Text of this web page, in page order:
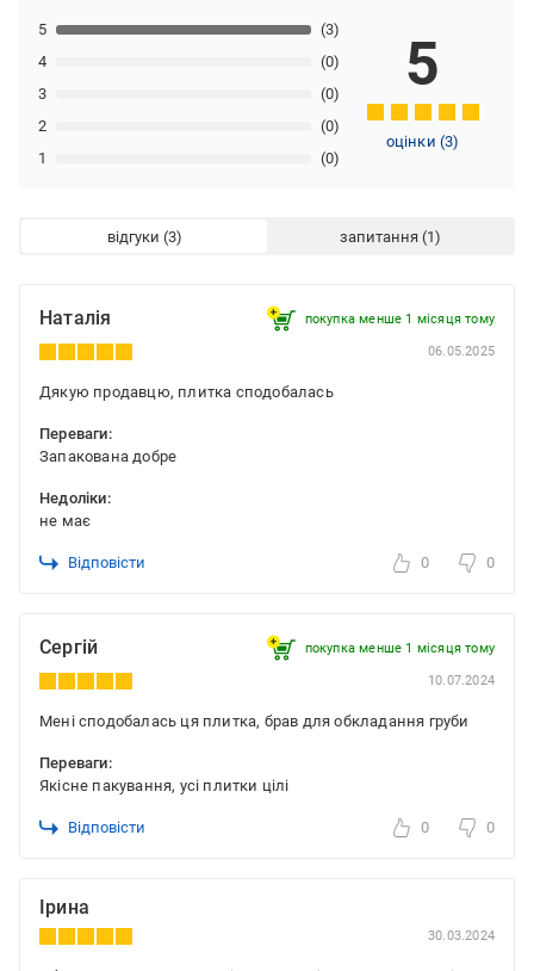
1 (0)
2 (0)
3 (0)
4 (0)
5 (3)
5
оцінки(3)
відгуки запитання
Наталія покупка менше 1 місяця томy
06.05.2025
Дякую продавцю, плитка сподобалась
Переваги:
Запакована добре
Недоліки:
не має
Відповісти 0 0
Сергій покупка менше 1 місяця томy
10.07.2024
Мені сподобалась ця плитка, брав для обкладання груби
Переваги:
Якісне пакування, усі плитки цілі
Відповісти 0 0
Ірина
30.03.2024